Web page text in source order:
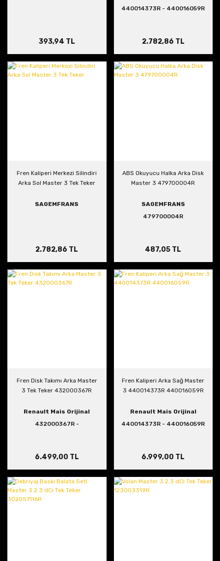
393,94 TL
440014373R - 440016059R
2.782,86 TL
Fren Kaliperi Merkezi Silindiri
Arka Sol Master 3 Tek Teker
SAGEMFRANS
2.782,86 TL
ABS Okuyucu Halka Arka Disk
Master 3 479700004R
SAGEMFRANS
479700004R
487,05 TL
Fren Disk Takımı Arka Master
3 Tek Teker 432000367R
Renault Mais Orijinal
432000367R -
6.499,00 TL
Fren Kaliperi Arka Sağ Master
3 440014373R 440016059R
Renault Mais Orijinal
440014373R - 440016059R
6.999,00 TL